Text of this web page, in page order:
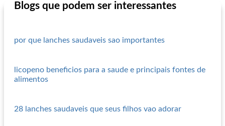
Blogs que podem ser interessantes
por que lanches saudaveis sao importantes
licopeno beneficios para a saude e principais fontes de
alimentos
28 lanches saudaveis que seus filhos vao adorar